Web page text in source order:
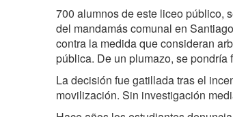
700 alumnos de este liceo público,
del mandamás comunal en
contra la medida que consideran
pública. De un plumazo, se pondría
La decisión fue gatillada tras el
movilización. Sin investigación